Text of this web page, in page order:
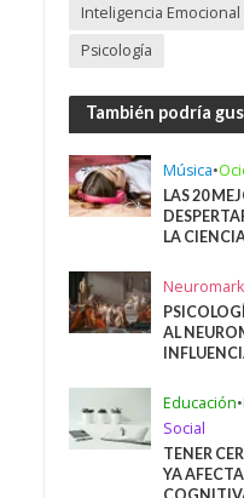
Inteligencia Emocional
Psicología
También podría
Música•
LAS 20
LA
AL
Educación•
Social
TENER
YA